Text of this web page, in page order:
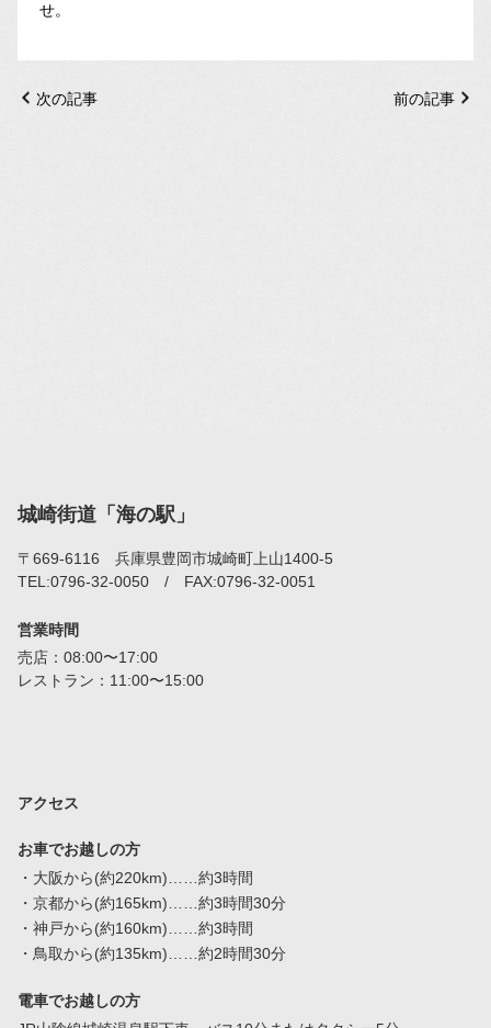
せ。
次の記事 前の記事
城崎街道「海の駅」
〒669-6116 兵庫県豊岡市城崎町上山1400-5
TEL:0796-32-0050 / FAX:0796-32-0051
営業時間
売店：08:00〜17:00
レストラン：11:00〜15:00
アクセス
お車でお越しの方
・大阪から(約220km)……約3時間
・京都から(約165km)……約3時間30分
・神戸から(約160km)……約3時間
・鳥取から(約135km)……約2時間30分
電車でお越しの方